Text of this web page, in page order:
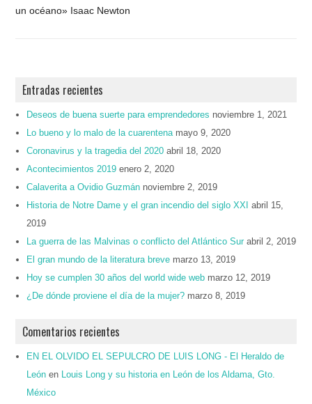
un océano» Isaac Newton
Entradas recientes
Deseos de buena suerte para emprendedores noviembre 1, 2021
Lo bueno y lo malo de la cuarentena mayo 9, 2020
Coronavirus y la tragedia del 2020 abril 18, 2020
Acontecimientos 2019 enero 2, 2020
Calaverita a Ovidio Guzmán noviembre 2, 2019
Historia de Notre Dame y el gran incendio del siglo XXI
abril 15,
2019
La guerra de las Malvinas o conflicto del Atlántico Sur abril 2, 2019
El gran mundo de la literatura breve marzo 13, 2019
Hoy se cumplen 30 años del world wide web marzo 12, 2019
¿De dónde proviene el día de la mujer? marzo 8, 2019
Comentarios recientes
EN EL OLVIDO EL SEPULCRO DE LUIS LONG - El Heraldo de
León en
Louis Long y su historia en León de los Aldama, Gto.
México